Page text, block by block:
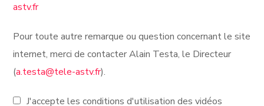
astv.fr
Pour toute autre remarque ou question concernant le site
internet, merci de contacter Alain Testa, le Directeur
(a.testa@tele-astv.fr).
J'accepte les conditions d'utilisation des vidéos